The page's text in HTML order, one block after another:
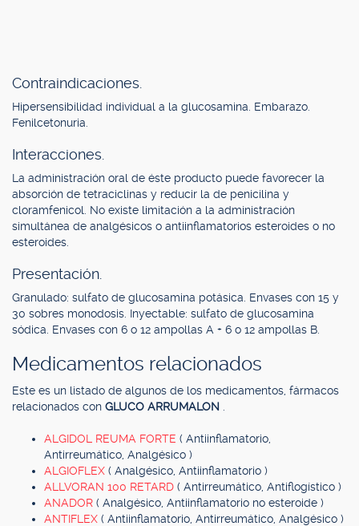
Contraindicaciones.
Hipersensibilidad individual a la glucosamina. Embarazo.
Fenilcetonuria.
Interacciones.
La administración oral de éste producto puede favorecer la
absorción de tetraciclinas y reducir la de penicilina y
cloramfenicol. No existe limitación a la administración
simultánea de analgésicos o antiinflamatorios esteroides o no
esteroides.
Presentación.
Granulado: sulfato de glucosamina potásica. Envases con 15 y
30 sobres monodosis. Inyectable: sulfato de glucosamina
sódica. Envases con 6 o 12 ampollas A + 6 o 12 ampollas B.
Medicamentos relacionados
Este es un listado de algunos de los medicamentos, fármacos
relacionados con GLUCO ARRUMALON
ALGIDOL REUMA FORTE ( Antiinflamatorio,
Antirreumático, Analgésico )
ALGIOFLEX ( Analgésico, Antiinflamatorio )
ALLVORAN 100 RETARD ( Antirreumático, Antiflogístico )
ANADOR ( Analgésico, Antiinflamatorio no esteroide )
ANTIFLEX ( Antiinflamatorio, Antirreumático, Analgésico )